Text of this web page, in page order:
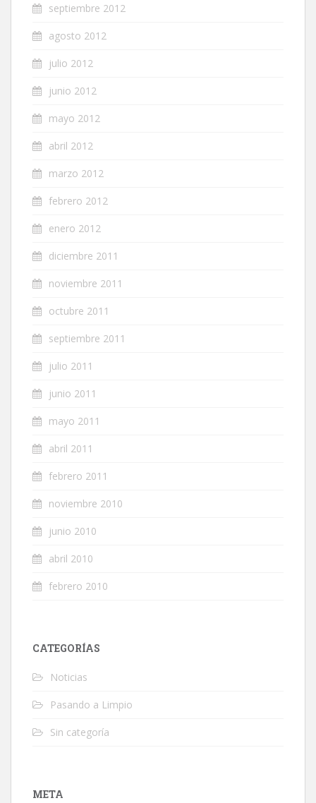
septiembre 2012
agosto 2012
julio 2012
junio 2012
mayo 2012
abril 2012
marzo 2012
febrero 2012
enero 2012
diciembre 2011
noviembre 2011
octubre 2011
septiembre 2011
julio 2011
junio 2011
mayo 2011
abril 2011
febrero 2011
noviembre 2010
junio 2010
abril 2010
febrero 2010
CATEGORÍAS
Noticias
Pasando a Limpio
Sin categoría
META